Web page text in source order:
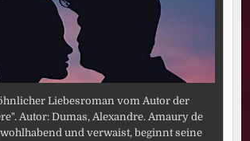
Liebesroman vom Autor der
Autor: Dumas, Alexandre. Amaury de
und verwaist, beginnt seine